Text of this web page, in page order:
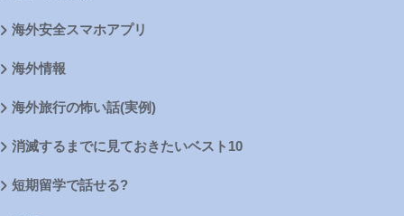
海外安全スマホアプリ
海外情報
海外旅行の怖い話(実例)
消滅するまでに見ておきたいベスト10
短期留学で話せる?